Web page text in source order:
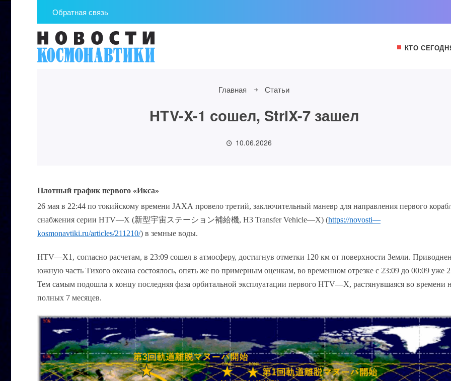
Обратная связь
КТО
Главная Статьи
HTV-X-1 сошел, StriX-7 зашел
10.06.2026
Плотный график первого «Икса»
26 мая в 22:44 по токийскому времени JAXA провело третий, заключительный маневр для направления первого
снабжения серии HTV—X (新型宇宙ステーション補給機, H3 Transfer Vehicle—X) (https://novosti—
kosmonavtiki.ru/articles/211210/) в земные воды.
HTV—X1, согласно расчетам, в 23:09 сошел в атмосферу, достигнув отметки 120 км от поверхности Земли.
южную часть Тихого океана состоялось, опять же по примерным оценкам, во временном отрезке с 23:09 до 00:09 уже
Тем самым подошла к концу последняя фаза орбитальной эксплуатации первого HTV—X, растянувшаяся во времени
полных 7 месяцев.